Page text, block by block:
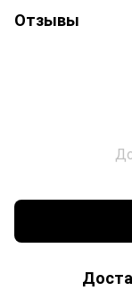
Отзывы